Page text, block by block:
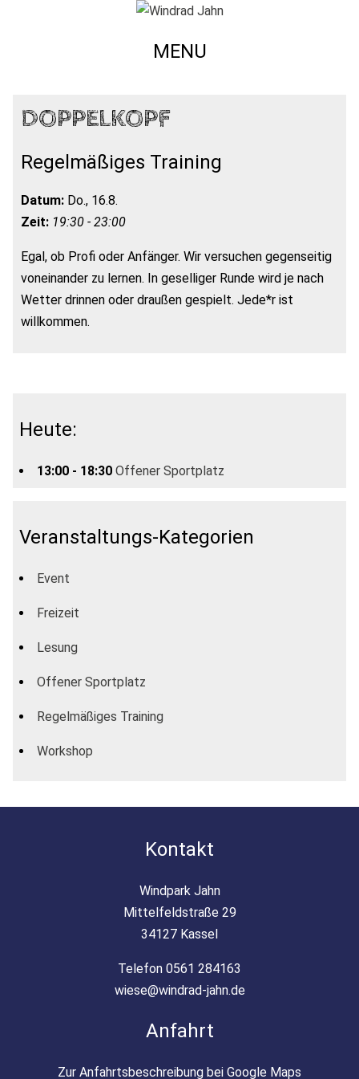
MENU
DOPPELKOPF
Regelmäßiges Training
Datum: Do., 16.8.
Zeit: 19:30 - 23:00
Egal, ob Profi oder Anfänger. Wir versuchen gegenseitig
voneinander zu lernen. In geselliger Runde wird je nach
Wetter drinnen oder draußen gespielt. Jede*r ist
willkommen.
Heute:
13:00 - 18:30 Offener Sportplatz
Veranstaltungs-Kategorien
Event
Freizeit
Lesung
Offener Sportplatz
Regelmäßiges Training
Workshop
Kontakt
Windpark Jahn
Mittelfeldstraße 29
34127 Kassel
Telefon 0561 284163
wiese@windrad-jahn.de
Anfahrt
Zur Anfahrtsbeschreibung bei Google Maps